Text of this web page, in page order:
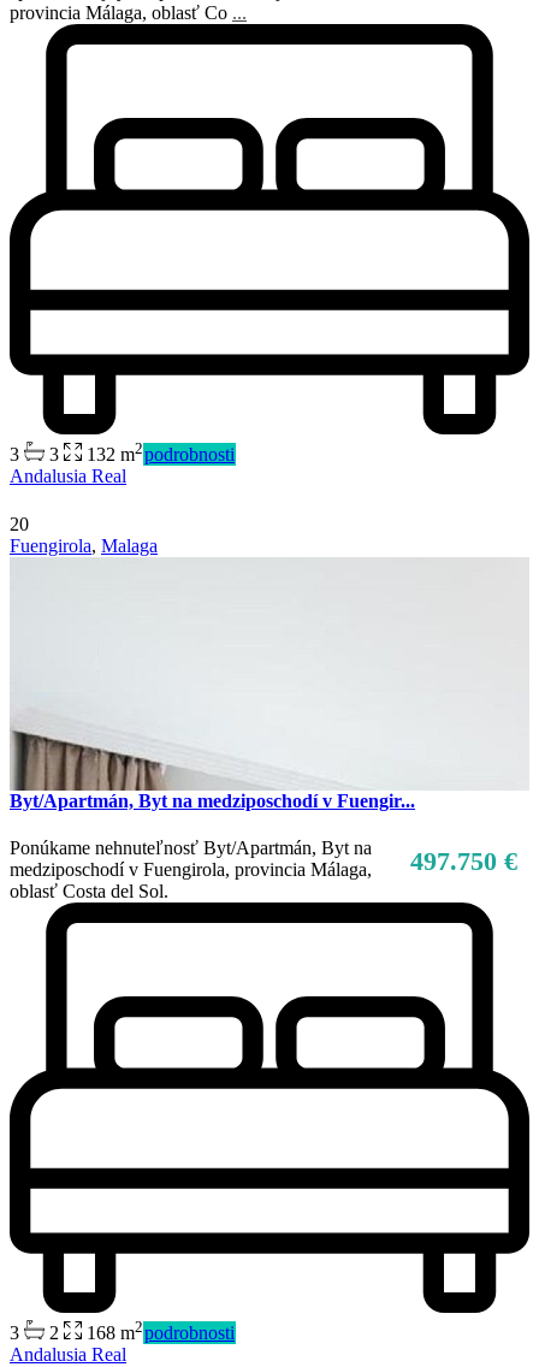
provincia Málaga, oblasť Co ...
3 3 132 m2podrobnosti
Andalusia Real
20
Fuengirola, Malaga
Byt/Apartmán, Byt na medziposchodí v Fuengir...
497.750 €
Ponúkame nehnuteľnosť Byt/Apartmán, Byt na
medziposchodí v Fuengirola, provincia Málaga,
oblasť Costa del Sol.
3 2 168 m2podrobnosti
Andalusia Real